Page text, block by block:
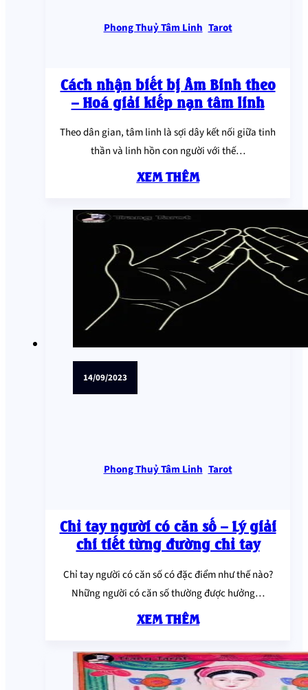
Phong Thuỷ Tâm Linh,Tarot
Cách nhận biết bị Âm Binh theo
– Hoá giải kiếp nạn tâm linh
Theo dân gian, tâm linh là sợi dây kết nối giữa tinh
thần và linh hồn con người với thế…
XEM THÊM
14/09/2023
Phong Thuỷ Tâm Linh,Tarot
Chỉ tay người có căn số – Lý giải
chi tiết từng đường chỉ tay
Chỉ tay người có căn số có đặc điểm như thế nào?
Những người có căn số thường được hưởng…
XEM THÊM